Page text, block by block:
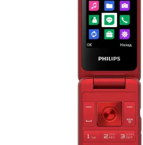
Оплачивайте сегодня только
% картой любого банка
выбранный способом
75% будут
с вашей карты
каждые 2 недели